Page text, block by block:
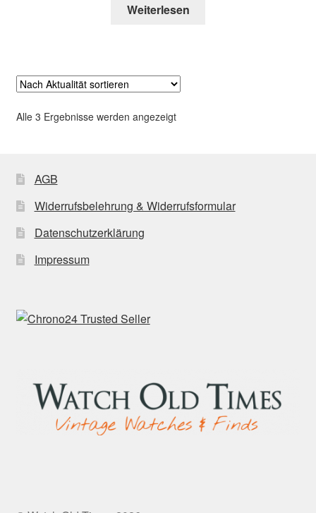
Weiterlesen
Alle 3 Ergebnisse werden angezeigtNach
AGB
Widerrufsbelehrung & Widerrufsformular
Datenschutzerklärung
Impressum